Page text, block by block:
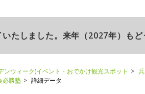
たしました。来年（2027年）もど
ンウィーク)イベント・おでかけ観光スポット
必勝塾 詳細データ